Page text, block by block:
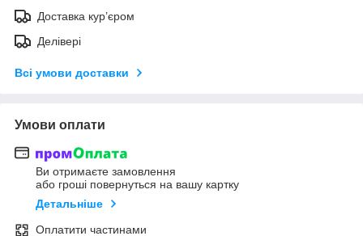
Доставка кур’єром
Делівері
Всі умови доставки
Умови оплати
Ви отримаєте замовлення
або гроші повернуться на вашу картку
Детальніше
Оплатити частинами